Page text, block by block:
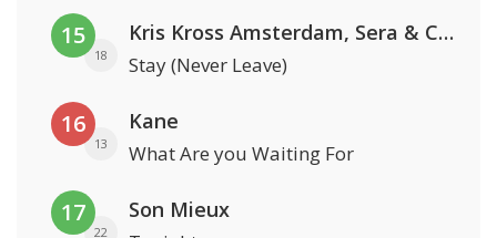
15
18
Kris Kross Amsterdam, Sera & Conor Maynard
Stay (Never Leave)
16
13
Kane
What Are you Waiting For
17
22
Son Mieux